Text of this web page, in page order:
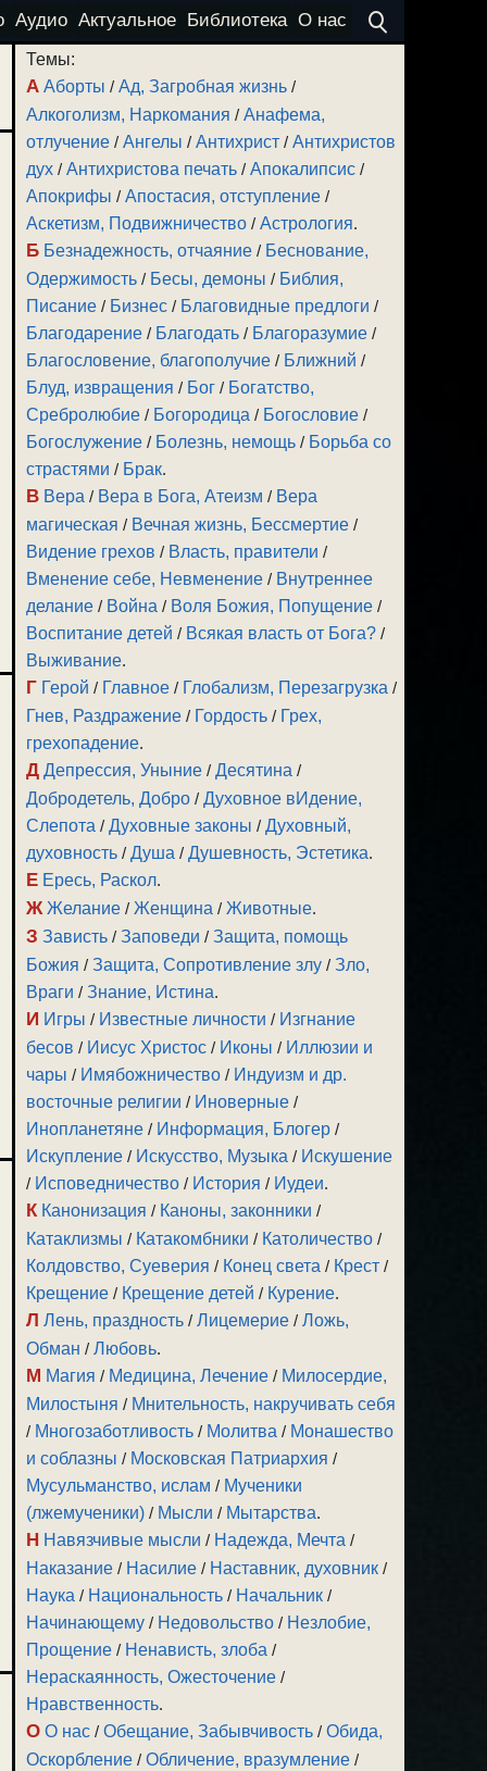
Аудио Актуальное Библиотека О нас
Темы:
А Аборты /Ад, Загробная жизнь /
Алкоголизм, Наркомания /Анафема,
отлучение /Ангелы /Антихрист /Антихристов
дух /Антихристова печать /Апокалипсис /
Апокрифы /Апостасия, отступление /
Аскетизм, Подвижничество /Астрология.
Б Безнадежность, отчаяние / Беснование,
Одержимость / Бесы, демоны / Библия,
Писание / Бизнес / Благовидные предлоги /
Благодарение / Благодать / Благоразумие /
Благословение, благополучие / Ближний /
Блуд, извращения / Бог / Богатство,
Сребролюбие / Богородица / Богословие /
Богослужение / Болезнь, немощь / Борьба со
страстями / Брак.
В Вера / Вера в Бога, Атеизм / Вера
магическая / Вечная жизнь, Бессмертие /
Видение грехов / Власть, правители /
Вменение себе, Невменение / Внутреннее
делание / Война / Воля Божия, Попущение /
Воспитание детей / Всякая власть от Бога? /
Выживание.
Г Герой / Главное / Глобализм, Перезагрузка /
Гнев, Раздражение / Гордость / Грех,
грехопадение.
Д Депрессия, Уныние /Десятина /
Добродетель, Добро /Духовное вИдение,
Слепота /Духовные законы /Духовный,
духовность /Душа /Душевность, Эстетика.
Е Ересь, Раскол.
Ж Желание /Женщина /Животные.
З Зависть /Заповеди /Защита, помощь
Божия /Защита, Сопротивление злу /Зло,
Враги /Знание, Истина.
И Игры / Известные личности / Изгнание
бесов / Иисус Христос / Иконы / Иллюзии и
чары / Имябожничество / Индуизм и др.
восточные религии / Иноверные /
Инопланетяне / Информация, Блогер /
Искупление / Искусство, Музыка / Искушение
/ Исповедничество / История / Иудеи.
К Канонизация / Каноны, законники /
Катаклизмы / Катакомбники / Католичество /
Колдовство, Суеверия / Конец света / Крест /
Крещение / Крещение детей / Курение.
Л Лень, праздность /Лицемерие /Ложь,
Обман /Любовь.
М Магия / Медицина, Лечение / Милосердие,
Милостыня / Мнительность, накручивать себя
/ Многозаботливость / Молитва / Монашество
и соблазны / Московская Патриархия /
Мусульманство, ислам / Мученики
(лжемученики) / Мысли / Мытарства.
Н Навязчивые мысли / Надежда, Мечта /
Наказание / Насилие / Наставник, духовник /
Наука / Национальность / Начальник /
Начинающему / Недовольство / Незлобие,
Прощение / Ненависть, злоба /
Нераскаянность, Ожесточение /
Нравственность.
О О нас /Обещание, Забывчивость /Обида,
Оскорбление /Обличение, вразумление /